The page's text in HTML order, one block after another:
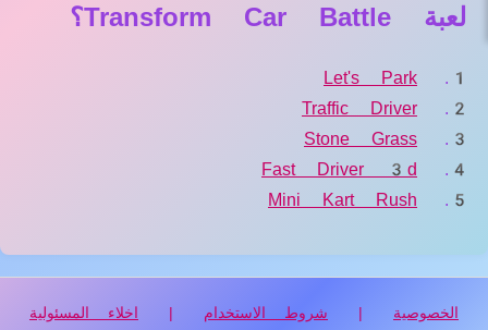
لعبة Transform Car Battle؟
Let's Park
Traffic Driver
Stone Grass
Fast Driver 3d
Mini Kart Rush
الخصوصية | شروط الاستخدام | اخلاء المسئولية